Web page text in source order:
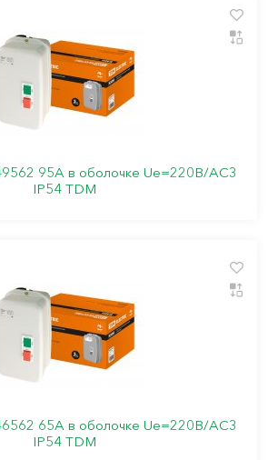
95А в оболочке Ue=220В/АC3
IP54 TDM
65А в оболочке Ue=220В/АC3
IP54 TDM